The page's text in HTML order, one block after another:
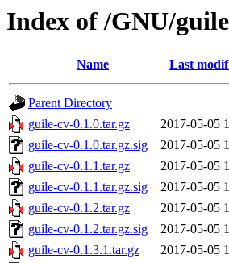
Index of /GNU/
Name Last
Parent Directory
guile-cv-0.1.0.tar.gz
2017-05-05
guile-cv-0.1.0.tar.gz.sig
2017-05-05
guile-cv-0.1.1.tar.gz
2017-05-05
guile-cv-0.1.1.tar.gz.sig
2017-05-05
guile-cv-0.1.2.tar.gz
2017-05-05
guile-cv-0.1.2.tar.gz.sig
2017-05-05
guile-cv-0.1.3.1.tar.gz
2017-05-05